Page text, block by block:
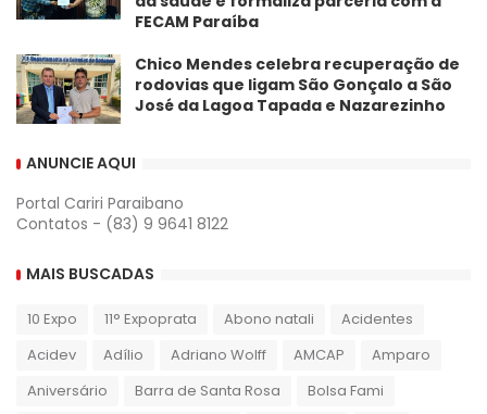
FECAM Paraíba
Chico Mendes celebra recuperação de
rodovias que ligam São Gonçalo a São
José da Lagoa Tapada e Nazarezinho
ANUNCIE AQUI
Portal Cariri Paraibano
Contatos - (83) 9 9641 8122
MAIS BUSCADAS
10 Expo 11° Expoprata Abono natali
Acidentes
Acidev
Adílio Adriano Wolff AMCAP
Amparo
Aniversário
Barra de Santa Rosa
Bolsa Fami